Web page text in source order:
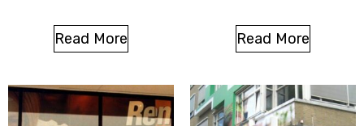
Read More Read More